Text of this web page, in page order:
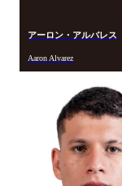
アーロン・アルバレス
Aaron Alvarez